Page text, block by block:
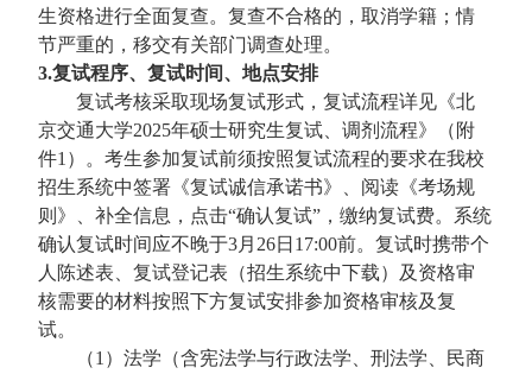
生资格进行全面复查。复查不合格的，取消学籍；情
节严重的，移交有关部门调查处理。
3.复试程序、复试时间、地点安排
复试考核采取现场复试形式，复试流程详见《北
京交通大学2025年硕士研究生复试、调剂流程》（附
件1）。考生参加复试前须按照复试流程的要求在我校
招生系统中签署《复试诚信承诺书》、阅读《考场规
则》、补全信息，点击“确认复试”，缴纳复试费。系统
确认复试时间应不晚于3月26日17:00前。复试时携带个
人陈述表、复试登记表（招生系统中下载）及资格审
核需要的材料按照下方复试安排参加资格审核及复
试。
（1）法学（含宪法学与行政法学、刑法学、民商